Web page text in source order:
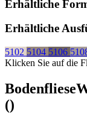
Erhältliche
Erhältliche
5102 5104 5106
Klicken Sie auf die
Bodenfliese
()